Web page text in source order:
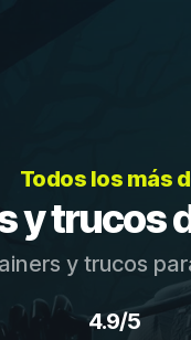
Todos los más
y trucos
y trucos
4.9/5